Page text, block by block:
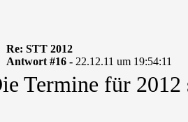
Re: STT 2012
Antwort #16 - 22.12.11 um 19:54:11
Termine für 2012